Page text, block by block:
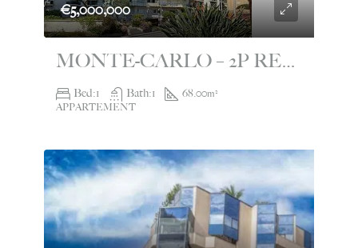
€5,000,000
MONTE-CARLO – 2P RENOVATED WITH PANORAMIC VIEW – LE CONTINENTAL
Bed:1 Bath:1 68.00m²
APPARTEMENT